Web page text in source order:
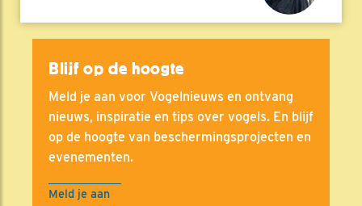
Blijf op de hoogte
Meld je aan voor Vogelnieuws en ontvang
nieuws, inspiratie en tips over vogels. En blijf
op de hoogte van beschermingsprojecten en
evenementen.
Meld je aan